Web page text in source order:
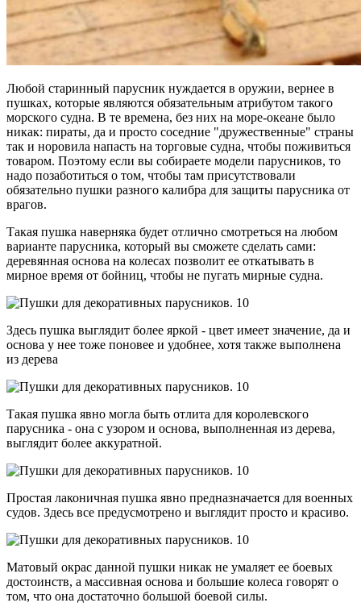
Любой старинный парусник нуждается в оружии, вернее в
пушках, которые являются обязательным атрибутом такого
морского судна. В те времена, без них на море-океане было
никак: пираты, да и просто соседние "дружественные" страны
так и норовила напасть на торговые судна, чтобы поживиться
товаром. Поэтому если вы собираете модели парусников, то
надо позаботиться о том, чтобы там присутствовали
обязательно пушки разного калибра для защиты парусника от
врагов.
Такая пушка наверняка будет отлично смотреться на любом
варианте парусника, который вы сможете сделать сами:
деревянная основа на колесах позволит ее откатывать в
мирное время от бойниц, чтобы не пугать мирные судна.
Здесь пушка выглядит более яркой - цвет имеет значение, да и
основа у нее тоже поновее и удобнее, хотя также выполнена
из дерева
Такая пушка явно могла быть отлита для королевского
парусника - она с узором и основа, выполненная из дерева,
выглядит более аккуратной.
Простая лаконичная пушка явно предназначается для военных
судов. Здесь все предусмотрено и выглядит просто и красиво.
Матовый окрас данной пушки никак не умаляет ее боевых
достоинств, а массивная основа и большие колеса говорят о
том, что она достаточно большой боевой силы.